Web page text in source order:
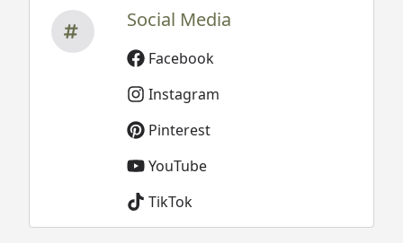
Social Media
Facebook
Instagram
Pinterest
YouTube
TikTok